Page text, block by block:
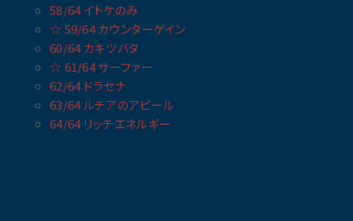
58/64 イトケのみ
☆ 59/64 カウンターゲイン
60/64 カキツバタ
☆ 61/64 サーファー
62/64 ドラセナ
63/64 ルチアのアピール
64/64 リッチエネルギー